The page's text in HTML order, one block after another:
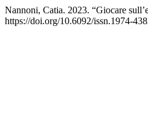
Nannoni, Catia. 2023. “Giocare
https://doi.org/10.6092/issn.1974-